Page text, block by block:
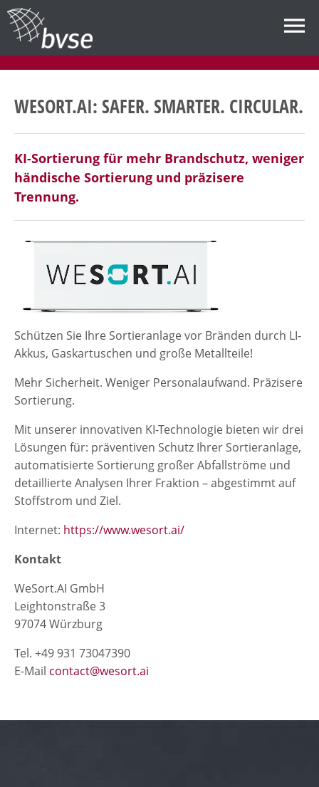
WESORT.AI: SAFER. SMARTER. CIRCULAR.
KI-Sortierung für mehr Brandschutz, weniger
händische Sortierung und präzisere
Trennung.
Schützen Sie Ihre Sortieranlage vor Bränden durch LI-
Akkus, Gaskartuschen und große Metallteile!
Mehr Sicherheit. Weniger Personalaufwand. Präzisere
Sortierung.
Mit unserer innovativen KI-Technologie bieten wir drei
Lösungen für: präventiven Schutz Ihrer Sortieranlage,
automatisierte Sortierung großer Abfallströme und
detaillierte Analysen Ihrer Fraktion – abgestimmt auf
Stoffstrom und Ziel.
Internet: https://www.wesort.ai/
Kontakt
WeSort.AI GmbH
Leightonstraße 3
97074 Würzburg
Tel. +49 931 73047390
E-Mail contact@wesort.ai